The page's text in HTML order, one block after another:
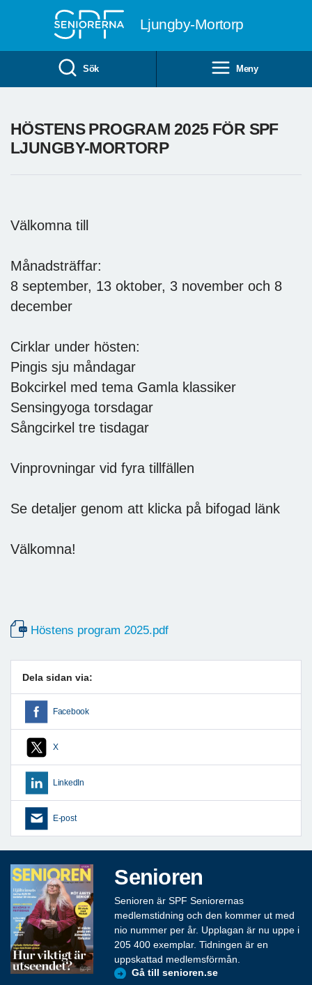
Ljungby-Mortorp
Sök Meny
HÖSTENS PROGRAM 2025 FÖR SPF
LJUNGBY-MORTORP
Välkomna till
Månadsträffar:
8 september, 13 oktober, 3 november och 8
december
Cirklar under hösten:
Pingis sju måndagar
Bokcirkel med tema Gamla klassiker
Sensingyoga torsdagar
Sångcirkel tre tisdagar
Vinprovningar vid fyra tillfällen
Se detaljer genom att klicka på bifogad länk
Välkomna!
Höstens program 2025.pdf
Dela sidan via:
Facebook
X
LinkedIn
E-post
Senioren
Senioren är SPF Seniorernas
medlemstidning och den kommer ut med
nio nummer per år. Upplagan är nu uppe i
205 400 exemplar. Tidningen är en
uppskattad medlemsförmån.
Gå till senioren.se